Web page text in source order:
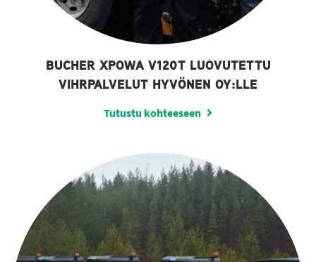
BUCHER XPOWA V120T LUOVUTETTU
VIHRPALVELUT HYVÖNEN OY:LLE
Tutustu kohteeseen